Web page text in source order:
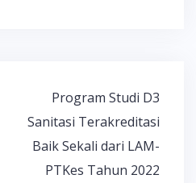
Program Studi D3
Sanitasi Terakreditasi
Baik Sekali dari LAM-
PTKes Tahun 2022